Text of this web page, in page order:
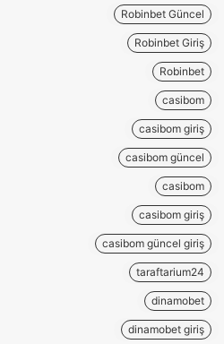
Robinbet Güncel
Robinbet Giriş
Robinbet
casibom
casibom giriş
casibom güncel
casibom
casibom giriş
casibom güncel giriş
taraftarium24
dinamobet
dinamobet giriş